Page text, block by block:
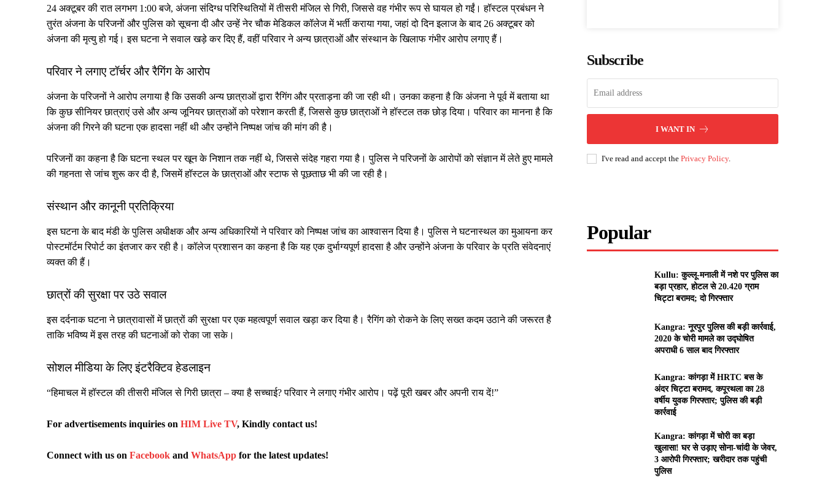
24 अक्टूबर की रात लगभग 1:00 बजे, अंजना संदिग्ध परिस्थितियों में तीसरी मंजिल से गिरी, जिससे वह गंभीर रूप से घायल हो गईं। हॉस्टल प्रबंधन ने
तुरंत अंजना के परिजनों और पुलिस को सूचना दी और उन्हें नेर चौक मेडिकल कॉलेज में भर्ती कराया गया, जहां दो दिन इलाज के बाद 26 अक्टूबर को
अंजना की मृत्यु हो गई। इस घटना ने सवाल खड़े कर दिए हैं, वहीं परिवार ने अन्य छात्राओं और संस्थान के खिलाफ गंभीर आरोप लगाए हैं।
परिवार ने लगाए टॉर्चर और रैगिंग के आरोप
अंजना के परिजनों ने आरोप लगाया है कि उसकी अन्य छात्राओं द्वारा रैगिंग और प्रताड़ना की जा रही थी। उनका कहना है कि अंजना ने पूर्व में बताया था
कि कुछ सीनियर छात्राएं उसे और अन्य जूनियर छात्राओं को परेशान करती हैं, जिससे कुछ छात्राओं ने हॉस्टल तक छोड़ दिया। परिवार का मानना है कि
अंजना की गिरने की घटना एक हादसा नहीं थी और उन्होंने निष्पक्ष जांच की मांग की है।
परिजनों का कहना है कि घटना स्थल पर खून के निशान तक नहीं थे, जिससे संदेह गहरा गया है। पुलिस ने परिजनों के आरोपों को संज्ञान में लेते हुए मामले
की गहनता से जांच शुरू कर दी है, जिसमें हॉस्टल के छात्राओं और स्टाफ से पूछताछ भी की जा रही है।
संस्थान और कानूनी प्रतिक्रिया
इस घटना के बाद मंडी के पुलिस अधीक्षक और अन्य अधिकारियों ने परिवार को निष्पक्ष जांच का आश्वासन दिया है। पुलिस ने घटनास्थल का मुआयना कर
पोस्टमॉर्टम रिपोर्ट का इंतजार कर रही है। कॉलेज प्रशासन का कहना है कि यह एक दुर्भाग्यपूर्ण हादसा है और उन्होंने अंजना के परिवार के प्रति संवेदनाएं
व्यक्त की हैं।
छात्रों की सुरक्षा पर उठे सवाल
इस दर्दनाक घटना ने छात्रावासों में छात्रों की सुरक्षा पर एक महत्वपूर्ण सवाल खड़ा कर दिया है। रैगिंग को रोकने के लिए सख्त कदम उठाने की जरूरत है
ताकि भविष्य में इस तरह की घटनाओं को रोका जा सके।
सोशल मीडिया के लिए इंटरैक्टिव हेडलाइन
“हिमाचल में हॉस्टल की तीसरी मंजिल से गिरी छात्रा – क्या है सच्चाई? परिवार ने लगाए गंभीर आरोप। पढ़ें पूरी खबर और अपनी राय दें!”
For advertisements inquiries on HIM Live TV, Kindly contact us!
Connect with us on Facebook and WhatsApp for the latest updates!
Subscribe
I WANT IN
I've read and accept thePrivacy Policy.
Popular
Kullu: कुल्लू-मनाली में नशे पर पुलिस का
बड़ा प्रहार, होटल से 20.420 ग्राम
चिट्टा बरामद; दो गिरफ्तार
Kangra: नूरपुर पुलिस की बड़ी कार्रवाई,
2020 के चोरी मामले का उद्घोषित
अपराधी 6 साल बाद गिरफ्तार
Kangra: कांगड़ा में HRTC बस के
अंदर चिट्टा बरामद, कपूरथला का 28
वर्षीय युवक गिरफ्तार; पुलिस की बड़ी
कार्रवाई
Kangra: कांगड़ा में चोरी का बड़ा
खुलासा! घर से उड़ाए सोना-चांदी के जेवर,
3 आरोपी गिरफ्तार; खरीदार तक पहुंची
पुलिस